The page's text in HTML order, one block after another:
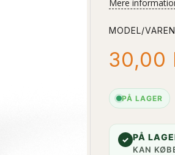
Mere
MODEL/
30,00
PÅ LAGER
✓ PÅ
KAN